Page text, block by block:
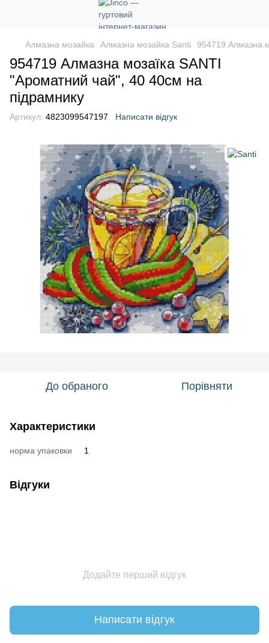
Алмазна мозайка Алмазна мозайка Santi 954719 Алмазна
954719 Алмазна мозаїка SANTI
"Ароматний чай", 40 40см на
підрамнику
Артикул: 4823099547197 Написати відгук
До обраного Порівняти
Характеристики
норма упаковки 1
Відгуки
Додайте перший відгук
Написати відгук